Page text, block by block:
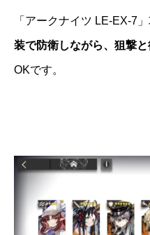
「アークナイツ LE-EX-7
装で防衛しながら、狙撃
OKです。